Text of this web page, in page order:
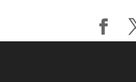
panel